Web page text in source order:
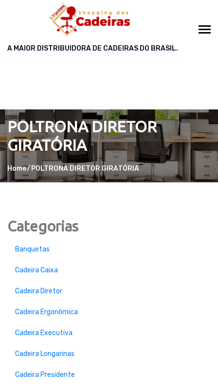
A MAIOR DISTRIBUIDORA DE CADEIRAS DO BRASIL.
POLTRONA DIRETOR
GIRATÓRIA
Home POLTRONA DIRETOR GIRATÓRIA
Categorias
Banquetas
Cadeira Caixa
Cadeira Diretor
Cadeira Ergonômica
Cadeira Executiva
Cadeira Longarinas
Cadeira Presidente